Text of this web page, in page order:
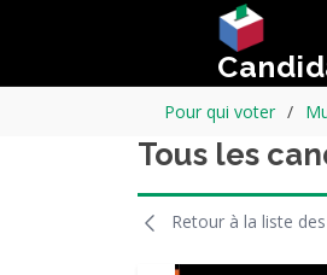
Pour qui voter
Tous les
Retour à la liste